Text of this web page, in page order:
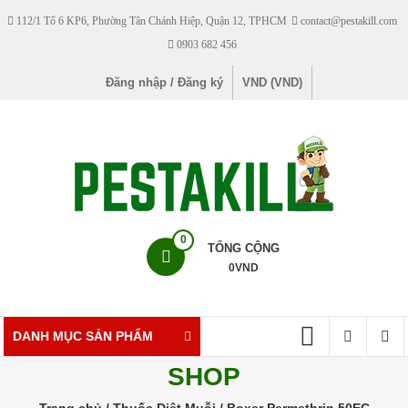
Skip112/1 Tổ 6 KP6, Phường Tân Chánh Hiệp, Quận 12, TPHCM
contact@pestakill.com
0903 682 456
Đăng nhập / Đăng ký VND (VND)
0
TỔNG CỘNG
0VND
DANH MỤC SẢN PHẨM
SHOP